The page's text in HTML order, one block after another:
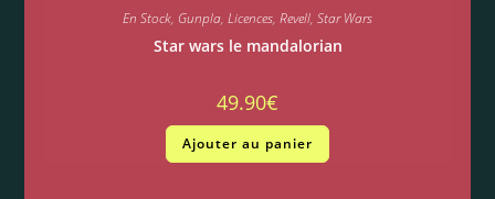
En Stock, Gunpla, Licences, Revell, Star Wars
Star wars le mandalorian
49.90€
Ajouter au panier